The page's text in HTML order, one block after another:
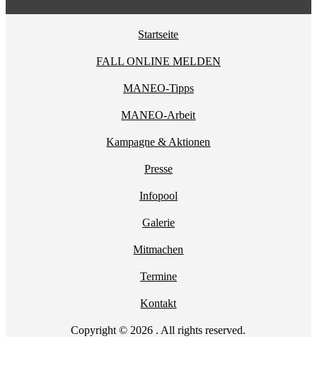
Startseite
FALL ONLINE MELDEN
MANEO-Tipps
MANEO-Arbeit
Kampagne & Aktionen
Presse
Infopool
Galerie
Mitmachen
Termine
Kontakt
Copyright © 2026 . All rights reserved.